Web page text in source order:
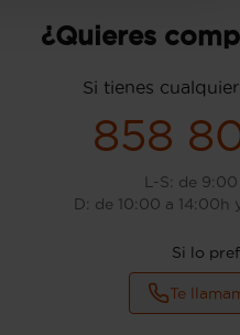
¿Quieres
Si tienes
858
L-S: de
D: de 10:00 a 14:00h
Si lo
Te